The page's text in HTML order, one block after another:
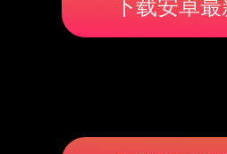
下载安卓最